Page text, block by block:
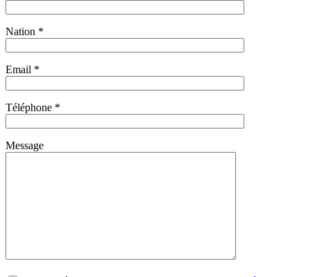
Nation *
Email *
Téléphone *
Message